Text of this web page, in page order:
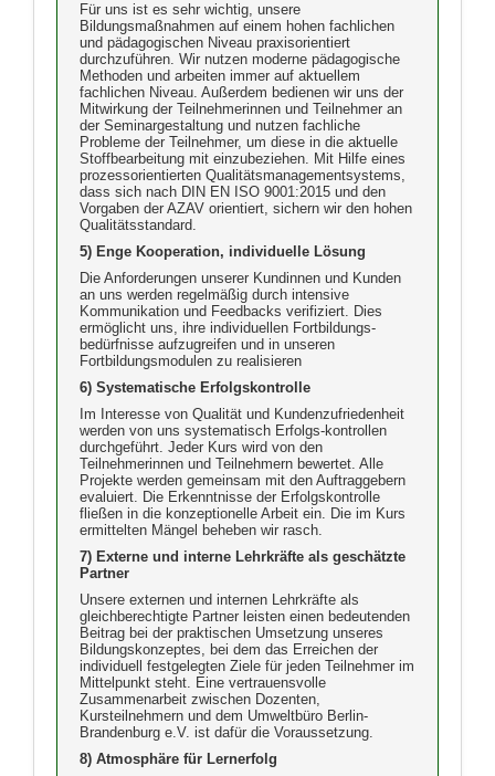
Für uns ist es sehr wichtig, unsere
Bildungsmaßnahmen auf einem hohen fachlichen
und pädagogischen Niveau praxisorientiert
durchzuführen. Wir nutzen moderne pädagogische
Methoden und arbeiten immer auf aktuellem
fachlichen Niveau. Außerdem bedienen wir uns der
Mitwirkung der Teilnehmerinnen und Teilnehmer an
der Seminargestaltung und nutzen fachliche
Probleme der Teilnehmer, um diese in die aktuelle
Stoffbearbeitung mit einzubeziehen. Mit Hilfe eines
prozessorientierten Qualitätsmanagementsystems,
dass sich nach DIN EN ISO 9001:2015 und den
Vorgaben der AZAV orientiert, sichern wir den hohen
Qualitätsstandard.
5) Enge Kooperation, individuelle Lösung
Die Anforderungen unserer Kundinnen und Kunden
an uns werden regelmäßig durch intensive
Kommunikation und Feedbacks verifiziert. Dies
ermöglicht uns, ihre individuellen Fortbildungs-
bedürfnisse aufzugreifen und in unseren
Fortbildungsmodulen zu realisieren
6) Systematische Erfolgskontrolle
Im Interesse von Qualität und Kundenzufriedenheit
werden von uns systematisch Erfolgs-kontrollen
durchgeführt. Jeder Kurs wird von den
Teilnehmerinnen und Teilnehmern bewertet. Alle
Projekte werden gemeinsam mit den Auftraggebern
evaluiert. Die Erkenntnisse der Erfolgskontrolle
fließen in die konzeptionelle Arbeit ein. Die im Kurs
ermittelten Mängel beheben wir rasch.
7) Externe und interne Lehrkräfte als geschätzte
Partner
Unsere externen und internen Lehrkräfte als
gleichberechtigte Partner leisten einen bedeutenden
Beitrag bei der praktischen Umsetzung unseres
Bildungskonzeptes, bei dem das Erreichen der
individuell festgelegten Ziele für jeden Teilnehmer im
Mittelpunkt steht. Eine vertrauensvolle
Zusammenarbeit zwischen Dozenten,
Kursteilnehmern und dem Umweltbüro Berlin-
Brandenburg e.V. ist dafür die Voraussetzung.
8) Atmosphäre für Lernerfolg